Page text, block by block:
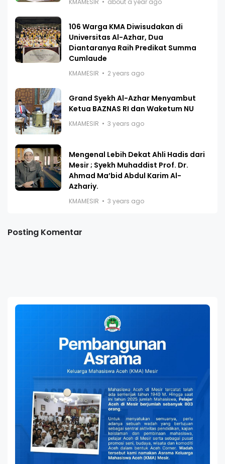
106 Warga KMA Diwisudakan di
Universitas Al-Azhar, Dua
Diantaranya Raih Predikat Summa
Cumlaude
KMAMESIR 2 years ago
Grand Syekh Al-Azhar Menyambut
Ketua BAZNAS RI dan Waketum NU
KMAMESIR 3 years ago
Mengenal Lebih Dekat Ahli Hadis dari
Mesir ; Syekh Muhaddist Prof. Dr.
Ahmad Ma’bid Abdul Karim Al-
Azhariy.
KMAMESIR 3 years ago
Posting Komentar